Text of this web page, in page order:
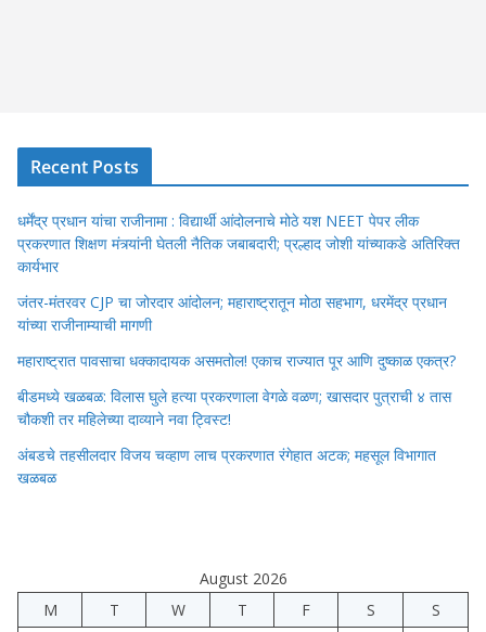
Recent Posts
धर्मेंद्र प्रधान यांचा राजीनामा : विद्यार्थी आंदोलनाचे मोठे यश NEET पेपर लीक
प्रकरणात शिक्षण मंत्र्यांनी घेतली नैतिक जबाबदारी; प्रल्हाद जोशी यांच्याकडे अतिरिक्त
कार्यभार
जंतर-मंतरवर CJP चा जोरदार आंदोलन; महाराष्ट्रातून मोठा सहभाग, धरमेंद्र प्रधान
यांच्या राजीनाम्याची मागणी
महाराष्ट्रात पावसाचा धक्कादायक असमतोल! एकाच राज्यात पूर आणि दुष्काळ एकत्र?
बीडमध्ये खळबळ: विलास घुले हत्या प्रकरणाला वेगळे वळण; खासदार पुत्राची ४ तास
चौकशी तर महिलेच्या दाव्याने नवा ट्विस्ट!
अंबडचे तहसीलदार विजय चव्हाण लाच प्रकरणात रंगेहात अटक; महसूल विभागात
खळबळ
August 2026
M
T W T F S
S